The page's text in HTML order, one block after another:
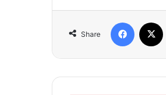
Share
Facebook